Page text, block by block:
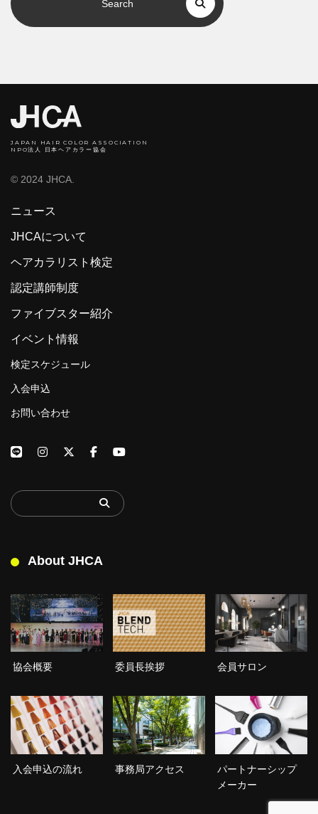
Search
JAPAN HAIR COLOR ASSOCIATION
NPO法人 日本ヘアカラー協会
© 2024 JHCA.
ニュース
JHCAについて
ヘアカラリスト検定
認定講師制度
ファイブスター紹介
イベント情報
検定スケジュール
入会申込
お問い合わせ
About JHCA
協会概要 委員長挨拶 会員サロン
入会申込の流れ 事務局アクセス
パートナーシップ
メーカー